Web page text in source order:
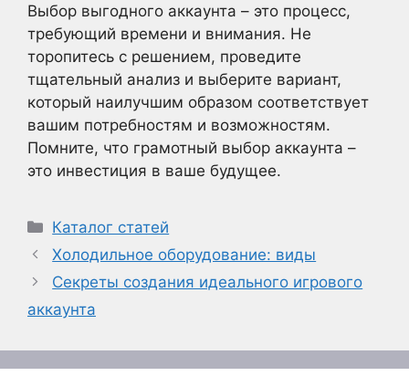
Выбор выгодного аккаунта – это процесс,
требующий времени и внимания. Не
торопитесь с решением, проведите
тщательный анализ и выберите вариант,
который наилучшим образом соответствует
вашим потребностям и возможностям.
Помните, что грамотный выбор аккаунта –
это инвестиция в ваше будущее.
Рубрики
Каталог статей
Холодильное оборудование: виды
Секреты создания идеального игрового
аккаунта